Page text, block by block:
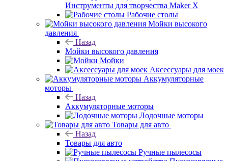
Инструменты для творчества Maker X
Рабочие столы
Мойки высокого
давления
Назад
Мойки высокого давления
Мойки
Аксессуары для моек
Аккумуляторные
моторы
Назад
Аккумуляторные моторы
Лодочные моторы
Товары для авто
Назад
Товары для авто
Ручные пылесосы